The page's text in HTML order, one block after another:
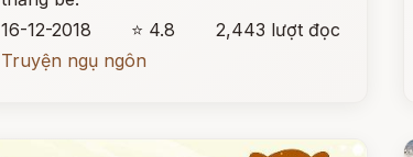
16-12-2018
⭐ 4.8
2,443 lượt đọc
Truyện ngụ ngôn